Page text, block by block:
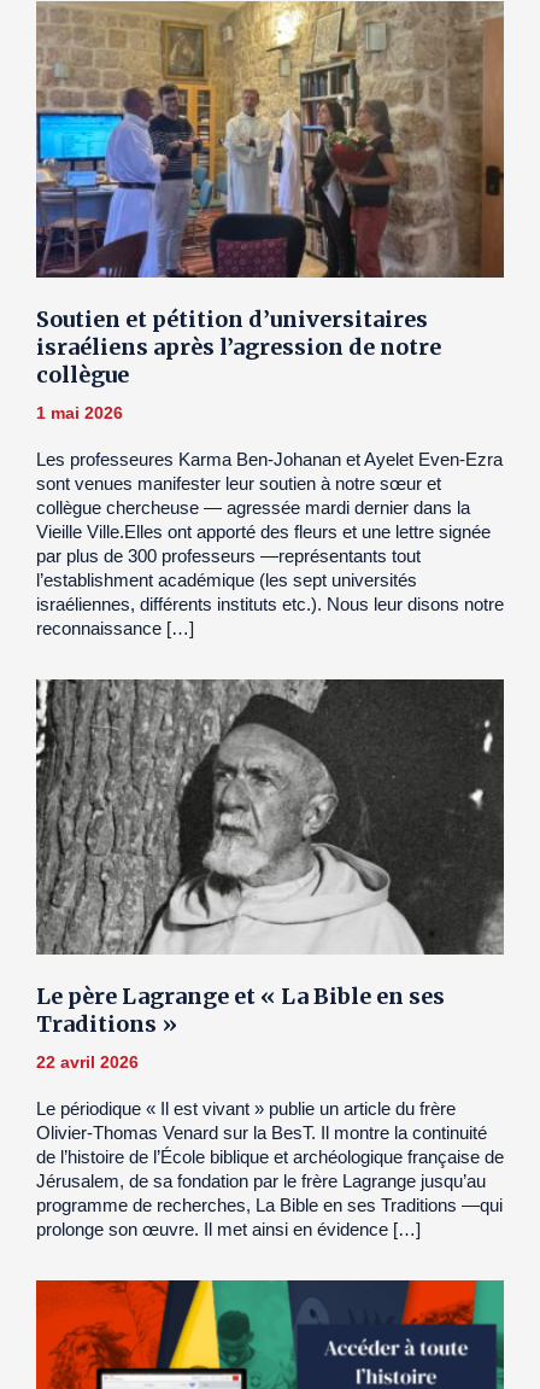
Soutien et pétition d’universitaires
israéliens après l’agression de notre
collègue
1 mai 2026
Les professeures Karma Ben-Johanan et Ayelet Even-Ezra
sont venues manifester leur soutien à notre sœur et
collègue chercheuse — agressée mardi dernier dans la
Vieille Ville.Elles ont apporté des fleurs et une lettre signée
par plus de 300 professeurs —représentants tout
l’establishment académique (les sept universités
israéliennes, différents instituts etc.). Nous leur disons notre
reconnaissance […]
Le père Lagrange et « La Bible en ses
Traditions »
22 avril 2026
Le périodique « Il est vivant » publie un article du frère
Olivier-Thomas Venard sur la BesT. Il montre la continuité
de l’histoire de l’École biblique et archéologique française de
Jérusalem, de sa fondation par le frère Lagrange jusqu’au
programme de recherches, La Bible en ses Traditions —qui
prolonge son œuvre. Il met ainsi en évidence […]